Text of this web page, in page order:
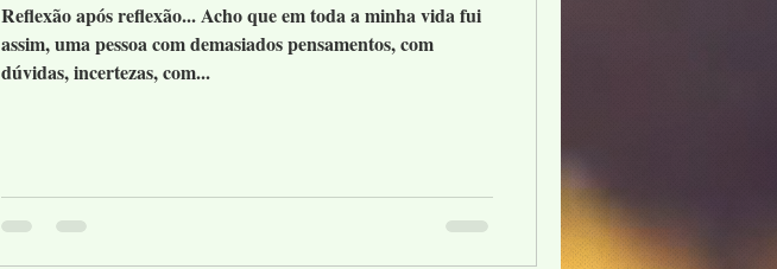
Reflexão após reflexão... Acho que em toda a minha vida fui
assim, uma pessoa com demasiados pensamentos, com
dúvidas, incertezas, com...